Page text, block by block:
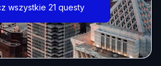
wszystkie 21 questy